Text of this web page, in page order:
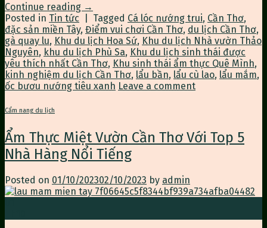
Continue reading →
Posted in Tin tức Tagged Cá lóc nướng trui, Cần Thơ,
đặc sản miền Tây, Điểm vui chơi Cần Thơ, du lịch Cần Thơ,
gà quay lu, Khu du lịch Hoa Sứ, Khu du lịch Nhà vườn Thảo
Nguyên, khu du lịch Phù Sa, Khu du lịch sinh thái được
yêu thích nhất Cần Thơ, Khu sinh thái ẩm thực Quê Mình,
kinh nghiệm du lịch Cần Thơ, lẩu bần, lẩu cù lao, lẩu mắm,
ốc bươu nướng tiêu xanh Leave a comment
Cẩm nang du lịch
Ẩm Thực Miệt Vườn Cần Thơ Với Top 5
Nhà Hàng Nổi Tiếng
Posted on 01/10/202302/10/2023 by admin